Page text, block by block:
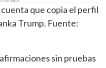
que copia el perfil
Trump. Fuente:
sin pruebas